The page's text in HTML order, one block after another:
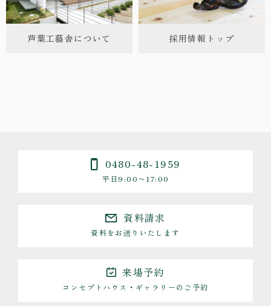
芦葉工藝舎について 採用情報トップ
0480-48-1959
平日9:00〜17:00
資料請求
資料をお送りいたします
来場予約
コンセプトハウス・ギャラリーのご予約